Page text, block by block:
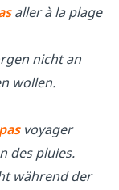
aller à la plage
nicht an
wollen.
pas voyager
des pluies.
während der